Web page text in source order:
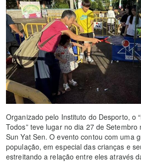
Organizado pelo Instituto do Desporto, o
Todos” teve lugar no dia 27 de Setembro
Sun Yat Sen. O evento contou com uma
população, em especial das crianças e
estreitando a relação entre eles através